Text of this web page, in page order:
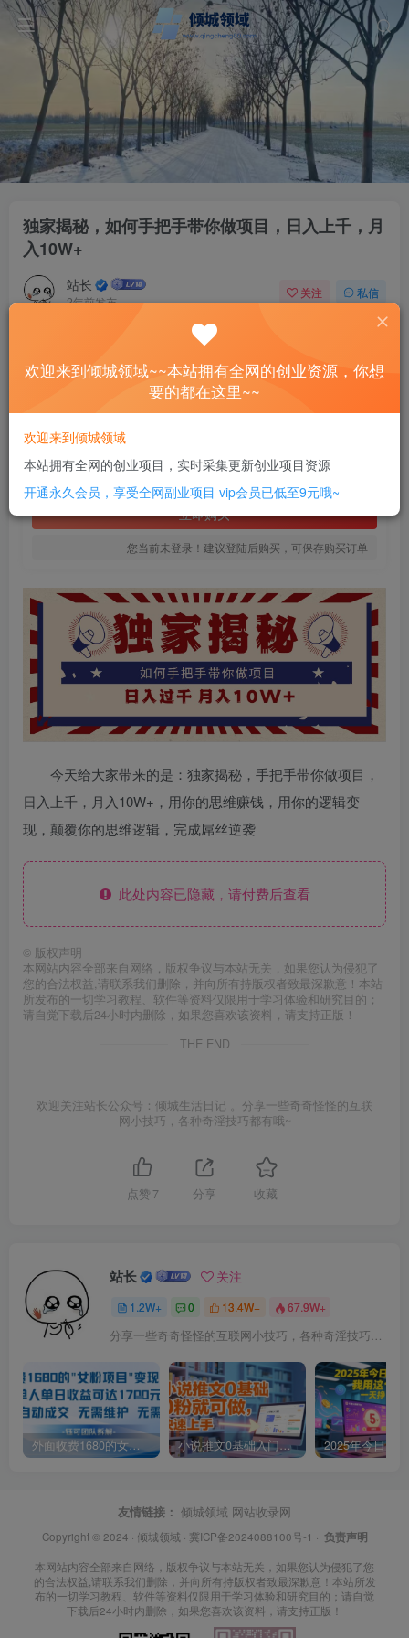
独家揭秘，如何手把手带你做项目，日入上千，月
入10W+
站长
2年前发布
关注 私信
独家揭秘，如何手把手带你做项目，日入上千，月入10W+
此内容为付费资源，请付费后查看
SVIP全站会员 免费
立即购买
您当前未登录！建议登陆后购买，可保存购买订单
今天给大家带来的是：独家揭秘，手把手带你做项目，
日入上千，月入10W+，用你的思维赚钱，用你的逻辑变
现，颠覆你的思维逻辑，完成屌丝逆袭
此处内容已隐藏，请付费后查看
© 版权声明
本网站内容全部来自网络，版权争议与本站无关，如果您认为侵犯了
您的合法权益,请联系我们删除，并向所有持版权者致最深歉意！本站
所发布的一切学习教程、软件等资料仅限用于学习体验和研究目的；
请自觉下载后24小时内删除，如果您喜欢该资料，请支持正版！
THE END
欢迎关注站长公众号：倾城生活日记 。分享一些奇奇怪怪的互联
网小技巧，各种奇淫技巧都有哦~
点赞 7 分享 收藏
站长 关注
1.2W+ 0 13.4W+ 67.9W+
分享一些奇奇怪怪的互联网小技巧，各种奇淫技巧都在本站。
外面收费1680的女粉项目变现，单人单日收益可达1.7k，全自动成交无需维护 小说推文0基础入门教程，0粉就可做，快速上手
友情链接： 倾城领域 网站收录网
Copyright © 2024 · 倾城领域· 冀ICP备2024088100号-1 · 负责声明
本网站内容全部来自网络，版权争议与本站无关，如果您认为侵犯了您
的合法权益,请联系我们删除，并向所有持版权者致最深歉意！本站所发
布的一切学习教程、软件等资料仅限用于学习体验和研究目的；请自觉
下载后24小时内删除，如果您喜欢该资料，请支持正版！
欢迎来到倾城领域~~本站拥有全网的创业资源，你想
要的都在这里~~
欢迎来到倾城领域
本站拥有全网的创业项目，实时采集更新创业项目资源
开通永久会员，享受全网副业项目 vip会员已低至9元哦~